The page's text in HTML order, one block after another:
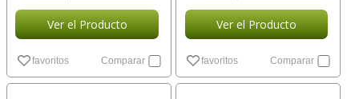
Ver el Producto
favoritos Comparar
Ver el Producto
favoritos Comparar